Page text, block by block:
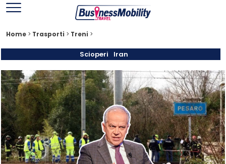
Home > Trasporti > Treni >
Scioperi Iran